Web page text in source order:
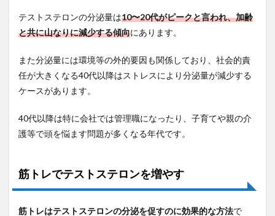
テストステロンの分泌量は10〜20代がピークと言われ、加齢
と共に山なりに減少する傾向にあります。
また分泌量には環境等の外的要因も関係しており、社会的責
任が大きくなる40代以降はストレスにより分泌量が減少する
ケースがあります。
40代以降は特に会社では管理職になったり、子育てや親の介
護等で頭を悩ます問題が多くなる年代です。
筋トレでテストステロンを増やす
筋トレはテストステロンの分泌を促すのに効果的な方法で